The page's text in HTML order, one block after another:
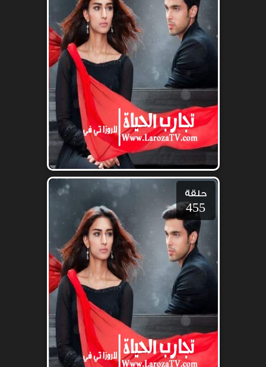
حلقة
455